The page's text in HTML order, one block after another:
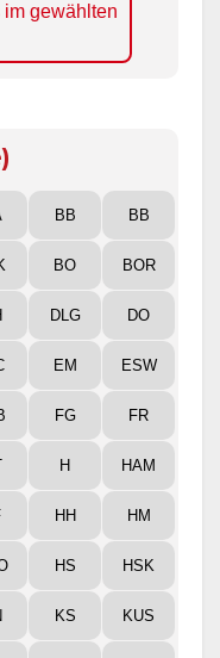
gewählten
BB BB
BO BOR
DLG DO
EM ESW
FG FR
H HAM
HH HM
HS HSK
KS KUS